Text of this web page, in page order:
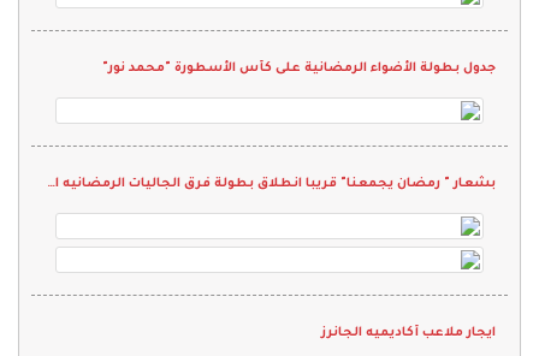
جدول بطولة الأضواء الرمضانية على كأس الأسطورة "محمد نور"
بشعار " رمضان يجمعنا" قريبا انطلاق بطولة فرق الجاليات الرمضانيه الثانيه 2022
ايجار ملاعب أكاديميه الجانرز